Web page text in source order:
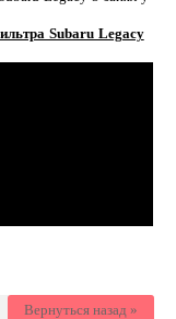
Subaru Legacy
Вернуться назад »